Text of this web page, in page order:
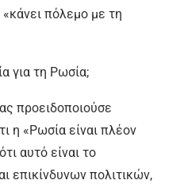
πόλεμο με τη
για τη Ρωσία;
προειδοποιούσε
η «Ρωσία είναι πλέον
αυτό είναι το
επικίνδυνων πολιτικών,